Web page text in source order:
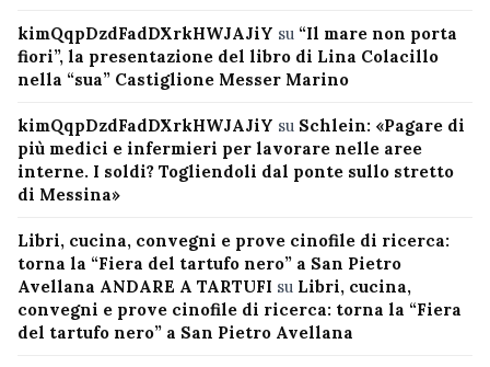
kimQqpDzdFadDXrkHWJAJiY su “Il mare non porta
fiori”, la presentazione del libro di Lina Colacillo
nella “sua” Castiglione Messer Marino
kimQqpDzdFadDXrkHWJAJiY su Schlein: «Pagare di
più medici e infermieri per lavorare nelle aree
interne. I soldi? Togliendoli dal ponte sullo stretto
di Messina»
Libri, cucina, convegni e prove cinofile di ricerca:
torna la “Fiera del tartufo nero” a San Pietro
Avellana ANDARE A TARTUFI su Libri, cucina,
convegni e prove cinofile di ricerca: torna la “Fiera
del tartufo nero” a San Pietro Avellana